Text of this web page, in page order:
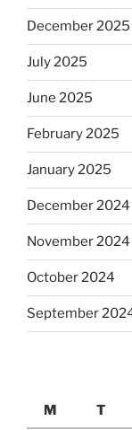
December 2025
July 2025
June 2025
February 2025
January 2025
December 2024
November 2024
October 2024
September
M
T